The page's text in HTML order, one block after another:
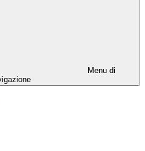
Menu di